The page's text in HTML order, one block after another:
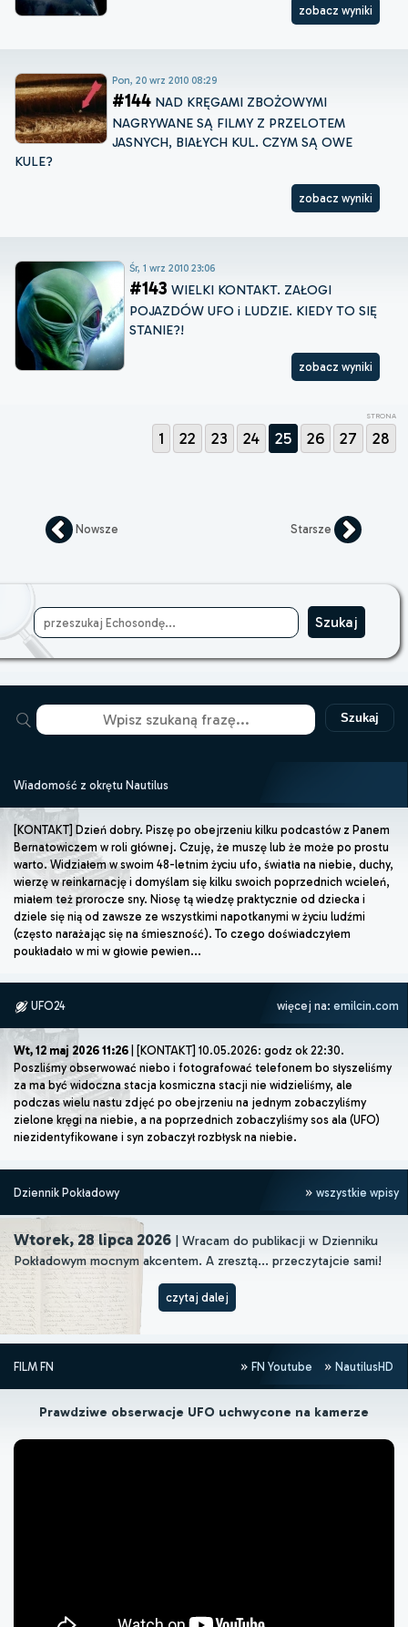
zobacz wyniki
Pon, 20 wrz 2010 08:29
#144 NAD KRĘGAMI ZBOŻOWYMI
NAGRYWANE SĄ FILMY Z PRZELOTEM
JASNYCH, BIAŁYCH KUL. CZYM SĄ OWE
KULE?
zobacz wyniki
Śr, 1 wrz 2010 23:06
#143 WIELKI KONTAKT. ZAŁOGI
POJAZDÓW UFO i LUDZIE. KIEDY TO SIĘ
STANIE?!
zobacz wyniki
STRONA
1 22 23 24 25 26 27 28
Nowsze Starsze
Szukaj
Wiadomość z okrętu Nautilus
[KONTAKT] Dzień dobry. Piszę po obejrzeniu kilku podcastów z Panem
Bernatowiczem w roli głównej. Czuję, że muszę lub że może po prostu
warto. Widziałem w swoim 48-letnim życiu ufo, światła na niebie, duchy,
wierzę w reinkarnację i domyślam się kilku swoich poprzednich wcieleń,
miałem też prorocze sny. Niosę tą wiedzę praktycznie od dziecka i
dziele się nią od zawsze ze wszystkimi napotkanymi w życiu ludźmi
(często narażając się na śmieszność). To czego doświadczyłem
poukładało w mi w głowie pewien...
UFO24 więcej na: emilcin.com
Wt, 12 maj 2026 11:26 | [KONTAKT] 10.05.2026: godz ok 22:30.
Poszliśmy obserwować niebo i fotografować telefonem bo słyszeliśmy
za ma być widoczna stacja kosmiczna stacji nie widzieliśmy, ale
podczas wielu nastu zdjęć po obejrzeniu na jednym zobaczyliśmy
zielone kręgi na niebie, a na poprzednich zobaczyliśmy sos ala (UFO)
niezidentyfikowane i syn zobaczył rozbłysk na niebie.
Dziennik Pokładowy wszystkie wpisy
Wtorek, 28 lipca 2026 | Wracam do publikacji w Dzienniku
Pokładowym mocnym akcentem. A zresztą... przeczytajcie sami!
czytaj dalej
FILM FN FN Youtube NautilusHD
Prawdziwe obserwacje UFO uchwycone na kamerze